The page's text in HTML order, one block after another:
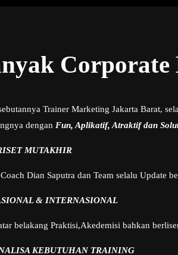
Trainer Marketing Jakarta Barat,
dengan Fun, Aplikatif, Atraktif dan
MUTAKHIR
Dian Saputra dan Team selalu Update
& INTERNASIONAL
belakang Praktisi,Akedemisi bahkan
KEBUTUHAN TRAINING